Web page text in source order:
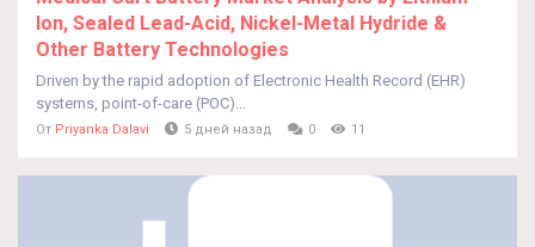
Ion, Sealed Lead-Acid, Nickel-Metal Hydride &
Other Battery Technologies
Driven by the rapid adoption of Electronic Health Record (EHR)
systems, point-of-care (POC)...
От Priyanka Dalavi 5 дней назад 0 11